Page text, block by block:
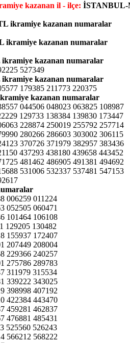
kazanan il - ilçe:
ikramiye kazanan numaralar
ikramiye kazanan numaralar
ikramiye kazanan numaralar
527349
ikramiye kazanan numaralar
179385 211773 220375
kazanan numaralar
044506 048023 063825 108987
129733 138384 139830 173447
228874 250019 255792 257714
280266 286603 303002 306115
370726 371979 382957 383436
437293 438180 439658 443452
481462 486905 491381 494692
531006 532337 537481 547153
006259 011224
052505 060471
101464 106108
129205 130482
155937 172407
207449 208004
229366 240257
275786 289783
311979 315534
339222 343025
398998 407192
422384 443470
459281 462837
476881 485431
525560 526243
566212 568222